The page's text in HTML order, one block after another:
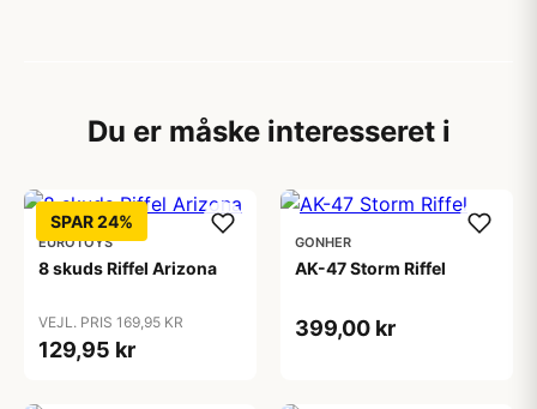
Du er måske interesseret i
SPAR 24%
EUROTOYS
8 skuds Riffel Arizona
VEJL. PRIS 169,95 KR
129,95 kr
GONHER
AK-47 Storm Riffel
399,00 kr